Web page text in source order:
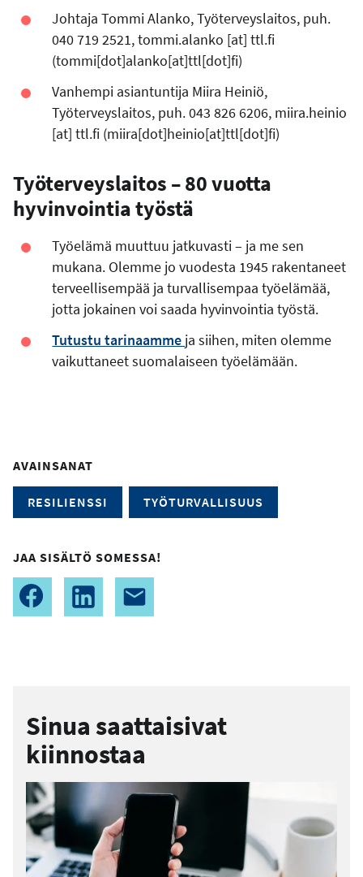
Johtaja Tommi Alanko, Työterveyslaitos, puh.
040 719 2521,tommi.alanko [at]ttl.fi
(tommi[dot]alanko[at]ttl[dot]fi)
Vanhempi asiantuntija Miira Heiniö,
Työterveyslaitos, puh. 043 826 6206, miira.heinio
[at]ttl.fi (miira[dot]heinio[at]ttl[dot]fi)
Työterveyslaitos – 80 vuotta
hyvinvointia työstä
Työelämä muuttuu jatkuvasti – ja me sen
mukana. Olemme jo vuodesta 1945 rakentaneet
terveellisempää ja turvallisempaa työelämää,
jotta jokainen voi saada hyvinvointia työstä.
Tutustu tarinaamme ja siihen, miten olemme
vaikuttaneet suomalaiseen työelämään.
AVAINSANAT
RESILIENSSI TYÖTURVALLISUUS
JAA SISÄLTÖ SOMESSA!
Sinua saattaisivat
kiinnostaa